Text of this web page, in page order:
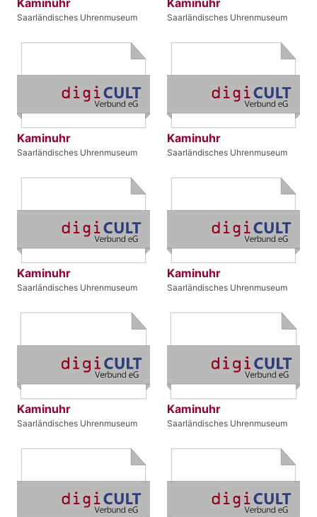
Saarländisches Uhrenmuseum Saarländisches Uhrenmuseum
Kaminuhr
Saarländisches Uhrenmuseum
Kaminuhr
Saarländisches Uhrenmuseum
Kaminuhr
Saarländisches Uhrenmuseum
Kaminuhr
Saarländisches Uhrenmuseum
Kaminuhr
Saarländisches Uhrenmuseum
Kaminuhr
Saarländisches Uhrenmuseum